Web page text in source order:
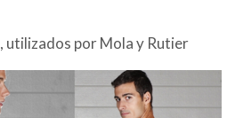
, utilizados por Mola y Rutier